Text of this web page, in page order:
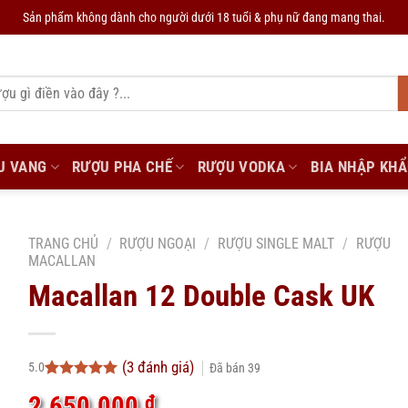
Sản phẩm không dành cho người dưới 18 tuổi & phụ nữ đang mang thai.
VANG RƯỢU PHA CHẾ RƯỢU VODKA BIA NHẬP
TRANG CHỦ / RƯỢU NGOẠI / RƯỢU SINGLE MALT / RƯỢU
MACALLAN
Macallan 12 Double Cask UK
5.0
dựa trên
(3đánh giá) Đã bán 39
₫